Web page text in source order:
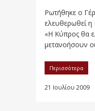
Ρωτήθηκε ο
ελευθερωθεί η
«Η Κύπρος θα
μετανοήσουν
Περισσότερα
21 Ιουλίου 2009